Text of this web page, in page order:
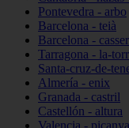
Pontevedra - arbo
Barcelona - teià
Barcelona -
Tarragona - la-
Santa-cruz-de-
Almería - enix
Granada - castril
Castellón - altura
Valencia - picanya